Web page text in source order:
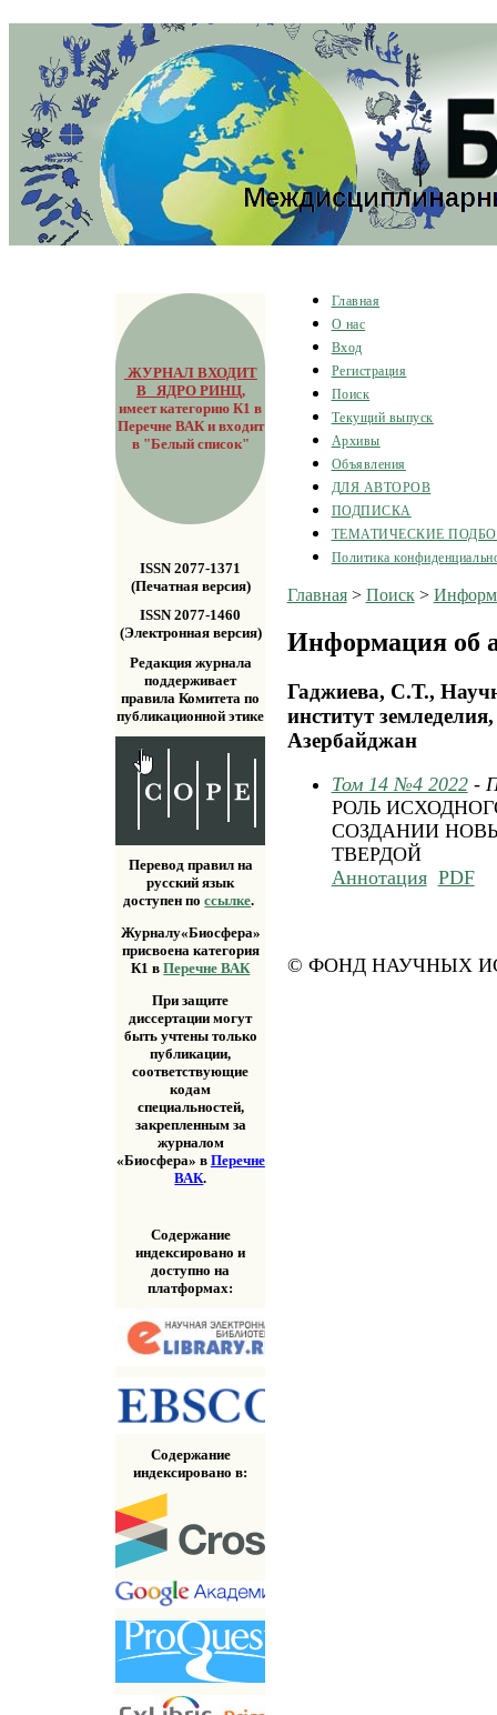
ЖУРНАЛ ВХОДИТ
В ЯДРО РИНЦ,
имеет категорию К1 в
Перечне ВАК и входит
в "Белый список"
ISSN 2077-1371
(Печатная версия)
ISSN 2077-1460
(Электронная версия)
Редакция журнала
поддерживает
правила Комитета по
публикационной этике
Перевод правил на
русский язык
доступен поссылке.
Журналу«Биосфера»
присвоена категория
К1 вПеречне ВАК
При защите
диссертации могут
быть учтены только
публикации,
соответствующие
кодам
специальностей,
закрепленным за
журналом
«Биосфера» в Перечне
ВАК.
Содержание
индексировано и
доступно на
платформах:
Содержание
индексировано в:
Главная
О нас
Вход
Регистрация
Поиск
Текущий выпуск
Архивы
Объявления
ДЛЯ АВТОРОВ
ПОДПИСКА
ТЕМАТИЧЕСКИЕ
Политика
Главная> Поиск>
Информация об
Гаджиева, С.Т.,
институт
Азербайджан
Том 14 №4 2022-
РОЛЬ
СОЗДАНИИ
ТВЕРДОЙ
Аннотация PDF
© ФОНД НАУЧНЫХ